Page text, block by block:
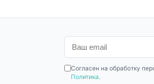
Согласен на обработку
Политика.